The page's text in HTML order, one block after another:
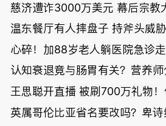
慈济遭诈3000万美元 幕后宗教
温东餐厅有人摔盘子 持斧头威
心碎！加88岁老人躺医院急诊
认知衰退竟与肠胃有关？营养
王思聪开直播 被刷700万礼物
英属哥伦比亚省名要改吗？卑